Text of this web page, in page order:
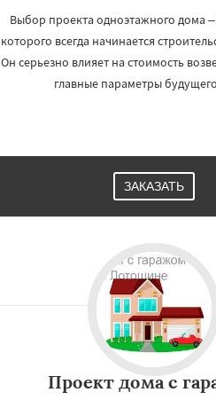
Выбор проекта одноэтажного дома
которого всегда начинается
Он серьезно влияет на стоимость
главные параметры
ЗАКАЗАТЬ
Проект дома с